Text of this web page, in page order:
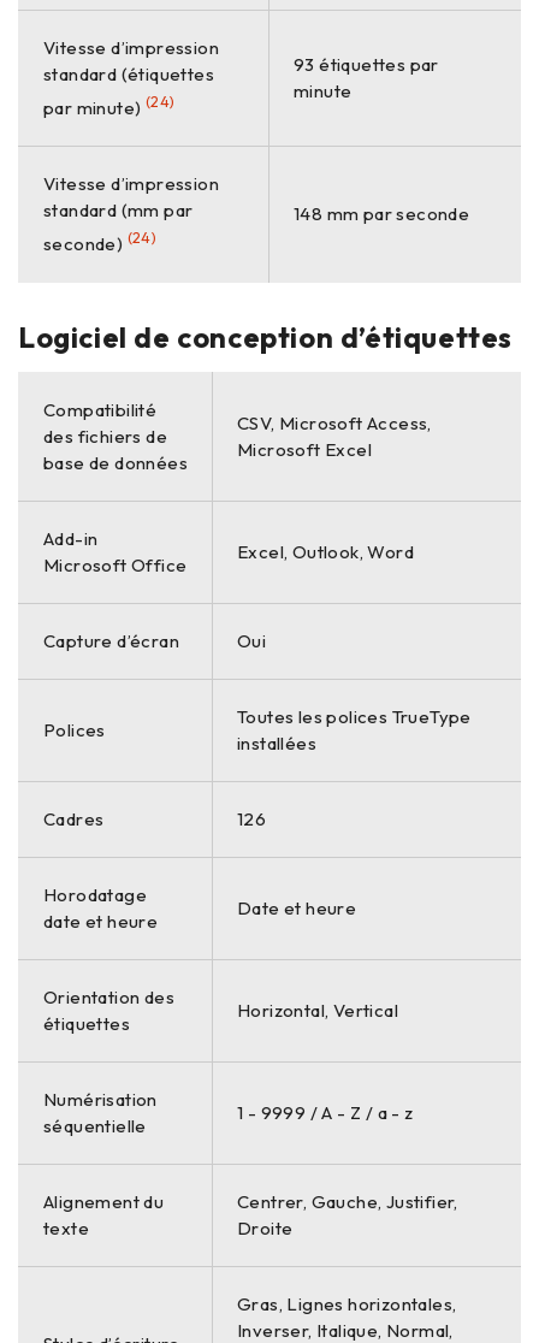
Vitesse d’impression
standard (étiquettes
par minute) (24)
93 étiquettes par
minute
Vitesse d’impression
standard (mm par
seconde) (24)
148 mm par seconde
Logiciel de conception d’étiquettes
Compatibilité
des fichiers de
base de données
CSV, Microsoft Access,
Microsoft Excel
Add-in
Microsoft Office
Excel, Outlook, Word
Capture d’écran Oui
Polices
Toutes les polices TrueType
installées
Cadres 126
Horodatage
date et heure
Date et heure
Orientation des
étiquettes
Horizontal, Vertical
Numérisation
séquentielle
1 - 9999 / A - Z / a - z
Alignement du
texte
Centrer, Gauche, Justifier,
Droite
Gras, Lignes horizontales,
Inverser, Italique, Normal,